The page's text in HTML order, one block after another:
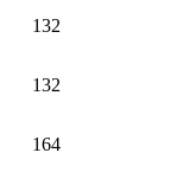
132
132
164